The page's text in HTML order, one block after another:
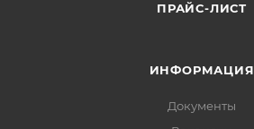
ПРАЙС-ЛИСТ
ИНФОРМАЦИЯ
Документы